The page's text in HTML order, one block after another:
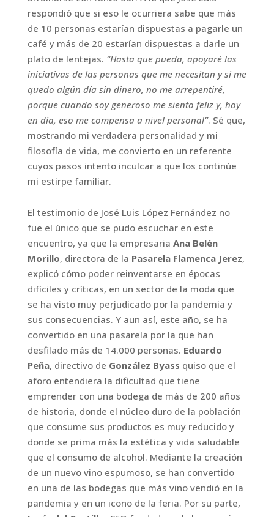
respondió que si eso le ocurriera sabe que más
de 10 personas estarían dispuestas a pagarle un
café y más de 20 estarían dispuestas a darle un
plato de lentejas. “Hasta que pueda, apoyaré las
iniciativas de las personas que me necesitan y si me
quedo algún día sin dinero, no me arrepentiré,
porque cuando soy generoso me siento feliz y, hoy
en día, eso me compensa a nivel personal”. Sé que,
mostrando mi verdadera personalidad y mi
filosofía de vida, me convierto en un referente
cuyos pasos intento inculcar a que los continúe
mi estirpe familiar.
El testimonio de José Luis López Fernández no
fue el único que se pudo escuchar en este
encuentro, ya que la empresaria Ana Belén
Morillo, directora de la Pasarela Flamenca Jerez,
explicó cómo poder reinventarse en épocas
difíciles y críticas, en un sector de la moda que
se ha visto muy perjudicado por la pandemia y
sus consecuencias. Y aun así, este año, se ha
convertido en una pasarela por la que han
desfilado más de 14.000 personas. Eduardo
Peña, directivo de González Byass quiso que el
aforo entendiera la dificultad que tiene
emprender con una bodega de más de 200 años
de historia, donde el núcleo duro de la población
que consume sus productos es muy reducido y
donde se prima más la estética y vida saludable
que el consumo de alcohol. Mediante la creación
de un nuevo vino espumoso, se han convertido
en una de las bodegas que más vino vendió en la
pandemia y en un icono de la feria. Por su parte,